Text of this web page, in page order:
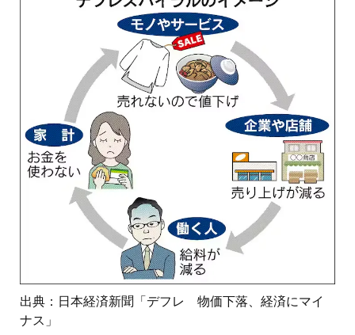
出典：日本経済新聞「デフレ 物価下落、経済にマイ
ナス」